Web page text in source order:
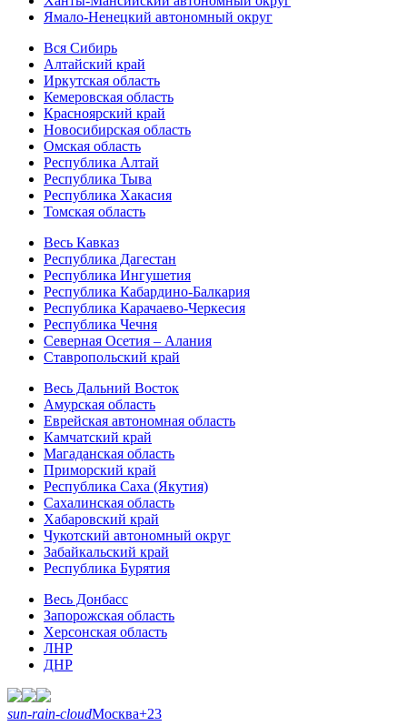
Ямало-Ненецкий автономный округ
Вся Сибирь
Алтайский край
Иркутская область
Кемеровская область
Красноярский край
Новосибирская область
Омская область
Республика Алтай
Республика Тыва
Республика Хакасия
Томская область
Весь Кавказ
Республика Дагестан
Республика Ингушетия
Республика Кабардино-Балкария
Республика Карачаево-Черкесия
Республика Чечня
Северная Осетия – Алания
Ставропольский край
Весь Дальний Восток
Амурская область
Еврейская автономная область
Камчатский край
Магаданская область
Приморский край
Республика Саха (Якутия)
Сахалинская область
Хабаровский край
Чукотский автономный округ
Забайкальский край
Республика Бурятия
Весь Донбасс
Запорожская область
Херсонская область
ЛНР
ДНР
sun-rain-cloudМосква+23